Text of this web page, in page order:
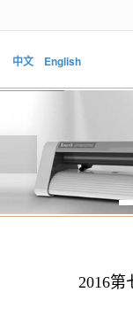
中文 English
产品展示
新闻动态
公司介绍
2016第